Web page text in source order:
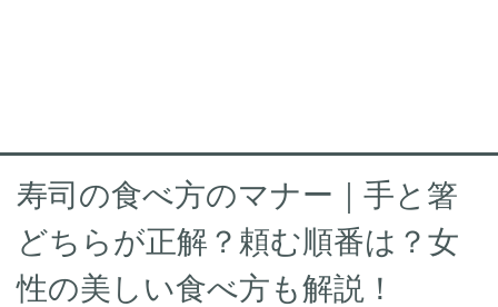
寿司の食べ方のマナー｜手と箸
どちらが正解？頼む順番は？女
性の美しい食べ方も解説！